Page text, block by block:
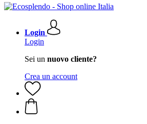
Login
Login
Sei un nuovo cliente?
Crea un account